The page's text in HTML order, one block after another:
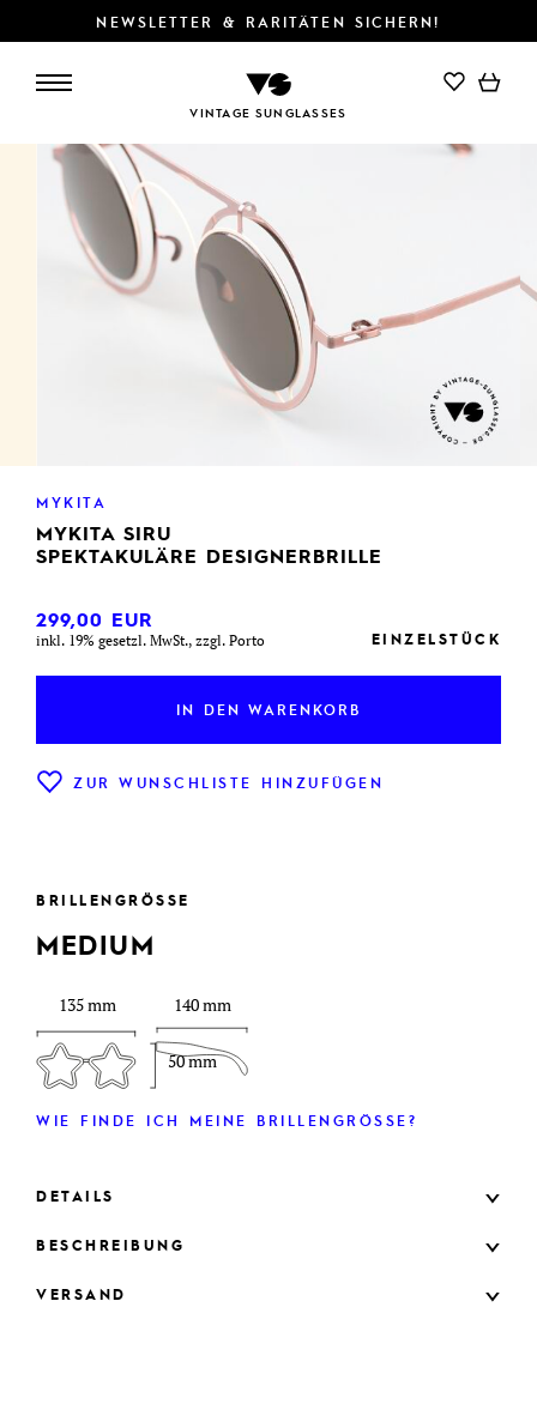
NEWSLETTER & RARITÄTEN SICHERN!
VINTAGE SUNGLASSES
IN DEN WARENKORB
MYKITA
MYKITA SIRU
SPEKTAKULÄRE DESIGNERBRILLE
299,00 EUR
inkl. 19% gesetzl. MwSt., zzgl. Porto EINZELSTÜCK
IN DEN WARENKORB
ZUR WUNSCHLISTE HINZUFÜGEN
BRILLENGRÖSSE
MEDIUM
135 mm
50 mm
140 mm
WIE FINDE ICH MEINE BRILLENGRÖSSE?
DETAILS
BESCHREIBUNG
VERSAND